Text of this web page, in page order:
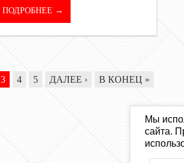
ПОДРОБНЕЕ →
3 4 5 ДАЛЕЕ › В КОНЕЦ »
Мы
сайта.